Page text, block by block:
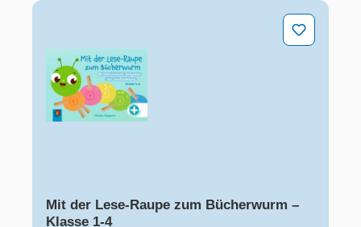
Mit der Lese-Raupe zum Bücherwurm – Klasse 1-4
Mit der Lese-Raupe zum Bücherwurm –
Klasse 1-4